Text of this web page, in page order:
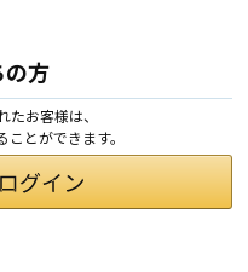
方
お客様は、
とができます。